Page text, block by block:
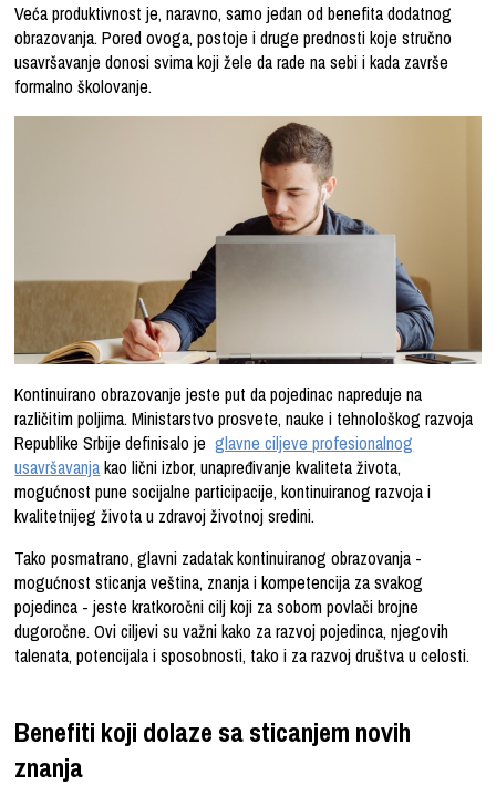
Veća produktivnost je, naravno, samo jedan od benefita dodatnog
obrazovanja. Pored ovoga, postoje i druge prednosti koje stručno
usavršavanje donosi svima koji žele da rade na sebi i kada završe
formalno školovanje.
Kontinuirano obrazovanje jeste put da pojedinac napreduje na
različitim poljima. Ministarstvo prosvete, nauke i tehnološkog razvoja
Republike Srbije definisalo jeglavne ciljeve profesionalnog
usavršavanjakao lični izbor, unapređivanje kvaliteta života,
mogućnost pune socijalne participacije, kontinuiranog razvoja i
kvalitetnijeg života u zdravoj životnoj sredini.
Tako posmatrano, glavni zadatak kontinuiranog obrazovanja -
mogućnost sticanja veština, znanja i kompetencija za svakog
pojedinca - jeste kratkoročni cilj koji za sobom povlači brojne
dugoročne. Ovi ciljevi su važni kako za razvoj pojedinca, njegovih
talenata, potencijala i sposobnosti, tako i za razvoj društva u celosti.
Benefiti koji dolaze sa sticanjem novih
znanja